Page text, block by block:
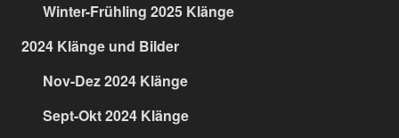
Winter-Frühling 2025 Klänge
2024 Klänge und Bilder
Nov-Dez 2024 Klänge
Sept-Okt 2024 Klänge